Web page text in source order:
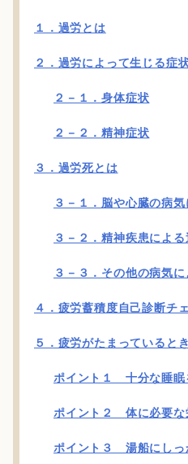
１．過労とは
２．過労によって生じる症
２－１．身体症状
２－２．精神症状
３．過労死とは
３－１．脳や心臓の病
３－２．精神疾患によ
３－３．その他の病気
４．疲労蓄積度自己診断チ
５．疲労がたまっていると
ポイント１ 十分な睡眠
ポイント２ 体に必要な
ポイント３ 湯船にしっ